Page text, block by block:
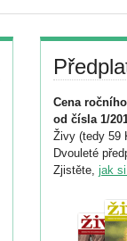
Cena
od čísla 1/
Živy (tedy 59
Dvouleté
Zjistěte, jak